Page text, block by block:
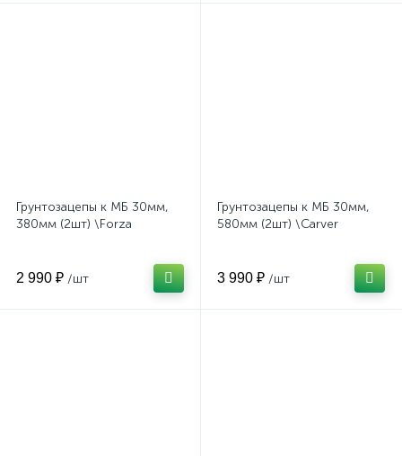
Грунтозацепы к МБ 30мм,
380мм (2шт) \Forza
2 990 ₽ /шт
Грунтозацепы к МБ 30мм,
580мм (2шт) \Carver
3 990 ₽ /шт